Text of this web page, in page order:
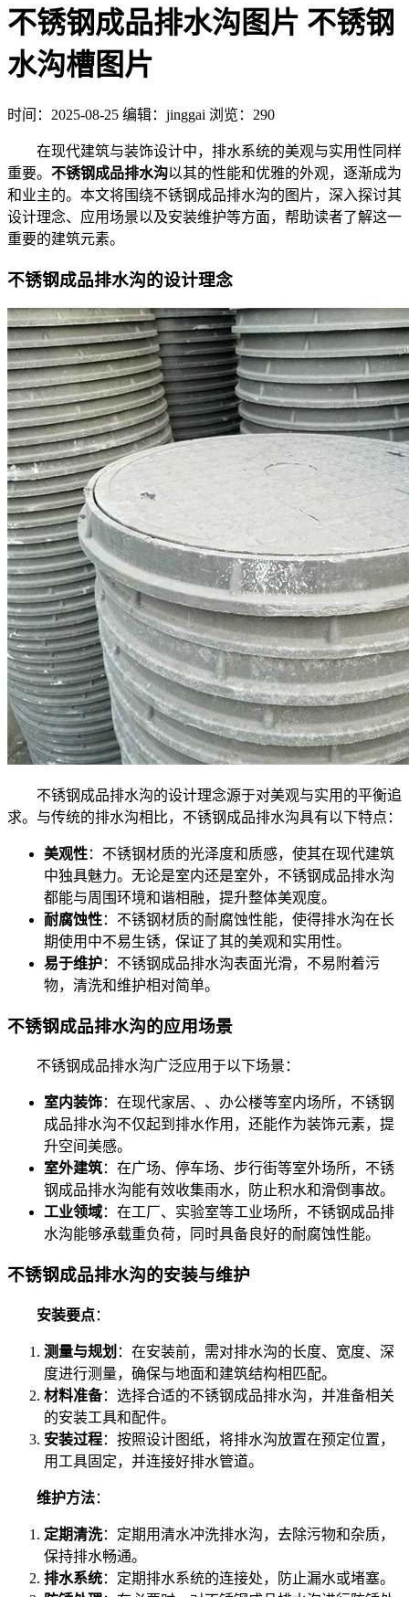
不锈钢成品排水沟图片 不锈钢
水沟槽图片
时间： 2025-08-25 编辑：jinggai 浏览：290
在现代建筑与装饰设计中，排水系统的美观与实用性同样
重要。 不锈钢成品排水沟以其的性能和优雅的外观，逐渐成为
和业主的。本文将围绕不锈钢成品排水沟的图片，深入探讨其
设计理念、应用场景以及安装维护等方面，帮助读者了解这一
重要的建筑元素。
不锈钢成品排水沟的设计理念
不锈钢成品排水沟的设计理念源于对美观与实用的平衡追
求。与传统的排水沟相比，不锈钢成品排水沟具有以下特点：
美观性：不锈钢材质的光泽度和质感，使其在现代建筑
中独具魅力。无论是室内还是室外，不锈钢成品排水沟
都能与周围环境和谐相融，提升整体美观度。
耐腐蚀性：不锈钢材质的耐腐蚀性能，使得排水沟在长
期使用中不易生锈，保证了其的美观和实用性。
易于维护：不锈钢成品排水沟表面光滑，不易附着污
物，清洗和维护相对简单。
不锈钢成品排水沟的应用场景
不锈钢成品排水沟广泛应用于以下场景：
室内装饰：在现代家居、、办公楼等室内场所，不锈钢
成品排水沟不仅起到排水作用，还能作为装饰元素，提
升空间美感。
室外建筑：在广场、停车场、步行街等室外场所，不锈
钢成品排水沟能有效收集雨水，防止积水和滑倒事故。
工业领域：在工厂、实验室等工业场所，不锈钢成品排
水沟能够承载重负荷，同时具备良好的耐腐蚀性能。
不锈钢成品排水沟的安装与维护
安装要点：
测量与规划 ：在安装前，需对排水沟的长度、宽度、深
度进行测量，确保与地面和建筑结构相匹配。
材料准备：选择合适的不锈钢成品排水沟，并准备相关
的安装工具和配件。
安装过程：按照设计图纸，将排水沟放置在预定位置，
用工具固定，并连接好排水管道。
维护方法：
定期清洗：定期用清水冲洗排水沟，去除污物和杂质，
保持排水畅通。
排水系统：定期排水系统的连接处，防止漏水或堵塞。